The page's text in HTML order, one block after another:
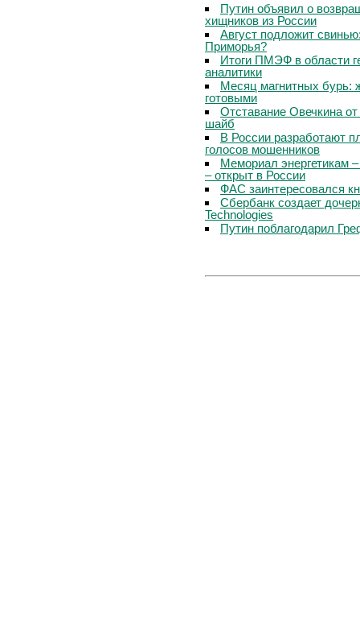
Путин объявил о
хищников из России
Август подложит
Приморья?
Итоги ПМЭФ в области
аналитики
Месяц магнитных бурь:
готовыми
Отставание Овечкина
шайб
В России разработают
голосов мошенников
Мемориал энергетикам
– открыт в России
ФАС заинтересовался
Сбербанк создает
Technologies
Путин поблагодарил